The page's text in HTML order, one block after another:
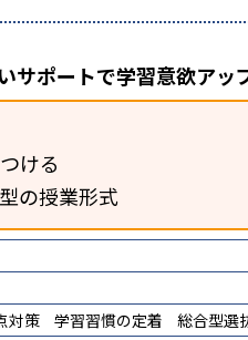
サポートで学習意欲アッ
ける
の授業形式
対策 学習習慣の定着 総合型選